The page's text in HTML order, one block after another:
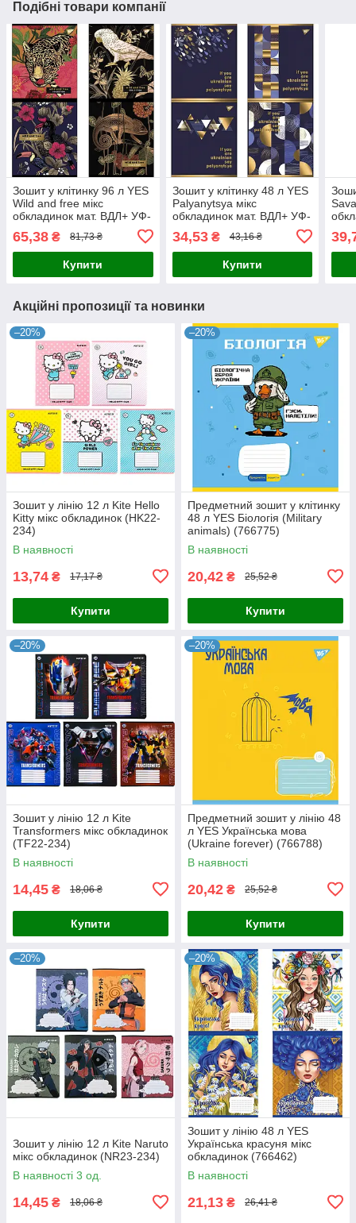
Подібні товари компанії
Зошит у клітинку 96 л YES
Wild and free мікс
обкладинок мат. ВДЛ+ УФ-
віб+Pantone Gold (766902)
65,38 ₴ 81,73 ₴
Купити
Зошит у клітинку 48 л YES
Palyanytsya мікс
обкладинок мат. ВДЛ+ УФ-
(766878)
34,53₴ 43,16 ₴
Купити
Акційні пропозиції та новинки
–20%
Зошит у лінію 12 л Kite Hello
Kitty мікс обкладинок (HK22-
234)
В наявності
13,74 ₴ 17,17 ₴
Купити
–20%
Предметний зошит у клітинку
48 л YES Біологія (Military
animals) (766775)
В наявності
20,42 ₴ 25,52 ₴
Купити
–20%
Зошит у лінію 12 л Kite
Transformers мікс обкладинок
(TF22-234)
В наявності
14,45 ₴ 18,06 ₴
Купити
–20%
Предметний зошит у лінію 48
л YES Українська мова
(Ukraine forever) (766788)
В наявності
20,42 ₴ 25,52 ₴
Купити
–20%
Зошит у лінію 12 л Kite Naruto
мікс обкладинок (NR23-234)
В наявності 3 од.
14,45 ₴ 18,06 ₴
–20%
Зошит у лінію 48 л YES
Українська красуня мікс
обкладинок (766462)
В наявності
21,13 ₴ 26,41 ₴